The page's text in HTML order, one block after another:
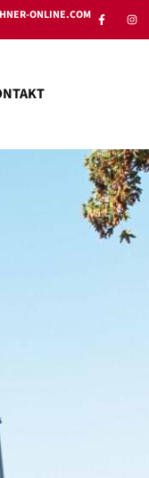
ONLINE.COM